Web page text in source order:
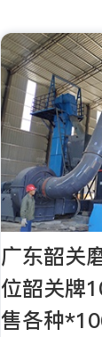
广东韶关
位韶关牌
售各种